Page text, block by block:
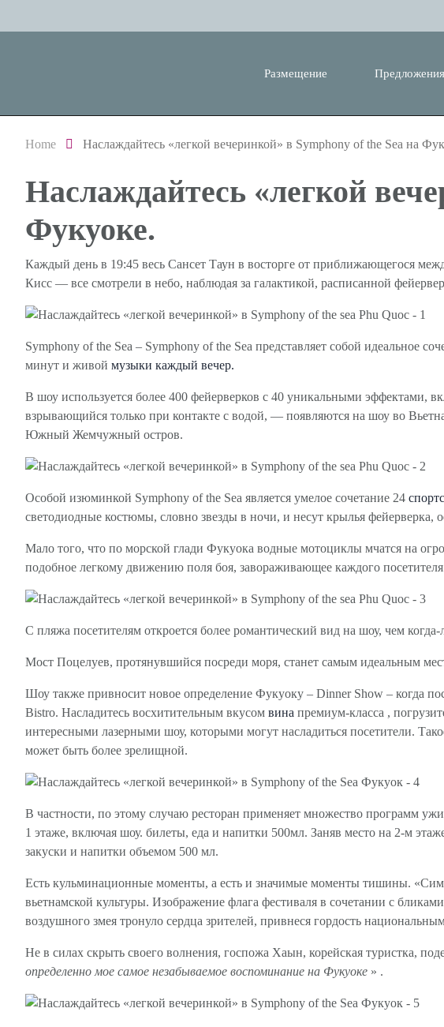
Размещение Предложения
Home Наслаждайтесь «легкой вечеринкой» в Symphony of the Sea на
Наслаждайтесь «легкой
Фукуоке.
Каждый день в 19:45 весь Сансет Таун в восторге от приближающегося
Кисс — все смотрели в небо, наблюдая за галактикой, расписанной
Symphony of the Sea – Symphony of the Sea представляет собой идеальное
минут и живой музыки каждый вечер.
В шоу используется более 400 фейерверков с 40 уникальными
взрывающийся только при контакте с водой, — появляются на шоу во
Южный Жемчужный остров.
Особой изюминкой Symphony of the Sea является умелое сочетание 24
светодиодные костюмы, словно звезды в ночи, и несут крылья фейерверка,
Мало того, что по морской глади Фукуока водные мотоциклы мчатся на
подобное легкому движению поля боя, завораживающее каждого
С пляжа посетителям откроется более романтический вид на шоу, чем
Мост Поцелуев, протянувшийся посреди моря, станет самым идеальным
Шоу также привносит новое определение Фукуоку – Dinner Show – когда
Bistro. Насладитесь восхитительным вкусом вина премиум-класса ,
интересными лазерными шоу, которыми могут насладиться посетители.
может быть более зрелищной.
В частности, по этому случаю ресторан применяет множество программ
1 этаже, включая шоу. билеты, еда и напитки 500мл. Заняв место на 2-м
закуски и напитки объемом 500 мл.
Есть кульминационные моменты, а есть и значимые моменты тишины.
вьетнамской культуры. Изображение флага фестиваля в сочетании с
воздушного змея тронуло сердца зрителей, привнеся гордость
Не в силах скрыть своего волнения, госпожа Хаын, корейская туристка,
определенно мое самое незабываемое воспоминание на Фукуоке » .